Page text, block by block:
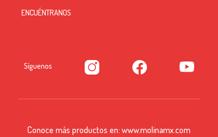
ENCUÉNTRANOS
Síguenos
Conoce más productos en:www.molinamx.com